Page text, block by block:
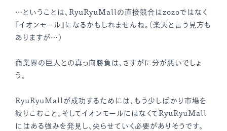
…ということは、RyuRyuMallの直接競合はzozoではなく
『イオンモール』になるかもしれませんね。（楽天と言う見方も
ありますが…）
商業界の巨人との真っ向勝負は、さすがに分が悪いでしょ
う。
RyuRyuMallが成功するためには、もう少しばかり市場を
絞りこむこと。そしてイオンモールにはなくてRyuRyuMall
にはある強みを発見し、尖らせていく必要がありそうです。